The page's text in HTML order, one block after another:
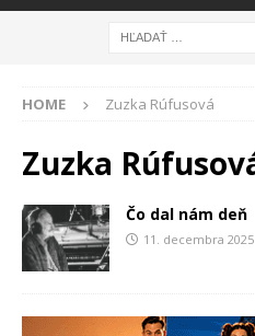
HOME Zuzka Rúfusová
Zuzka
Čo dal nám deň
11. decembra 2025